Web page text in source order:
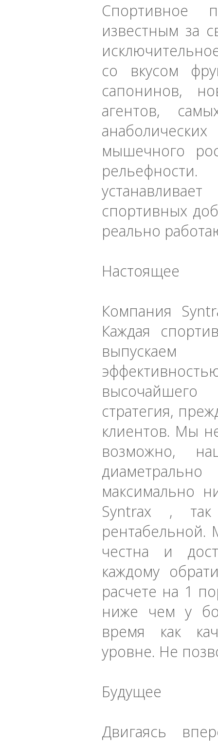
Спортивное
известным за
со вкусом
сапонинов,
агентов,
мышечного
спортивных
реально
Настоящее
Компания
Каждая
высочайшего
стратегия,
клиентов. Мы
возможно,
максимально
Syntrax ,
рентабельной.
честна и
каждому
расчете на 1
ниже чем у
время как
уровне. Не
Будущее
Двигаясь